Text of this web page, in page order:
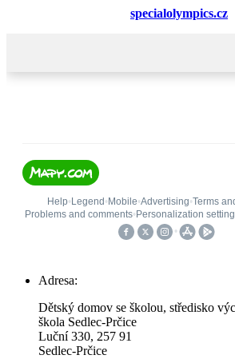
specialolympics.cz
Adresa:
Dětský domov se školou, středisko
škola Sedlec-Prčice
Luční 330, 257 91
Sedlec-Prčice